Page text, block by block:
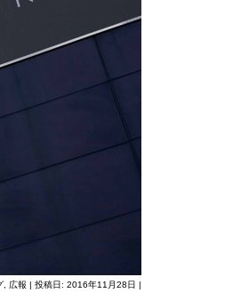
広報 | 投稿日: 2016年11月28日 |